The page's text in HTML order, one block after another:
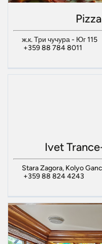
ж.к. Три чучура - Юг 115
+359 88 784 8011
Ivet
Stara Zagora, Kolyo
+359 88 824 4243